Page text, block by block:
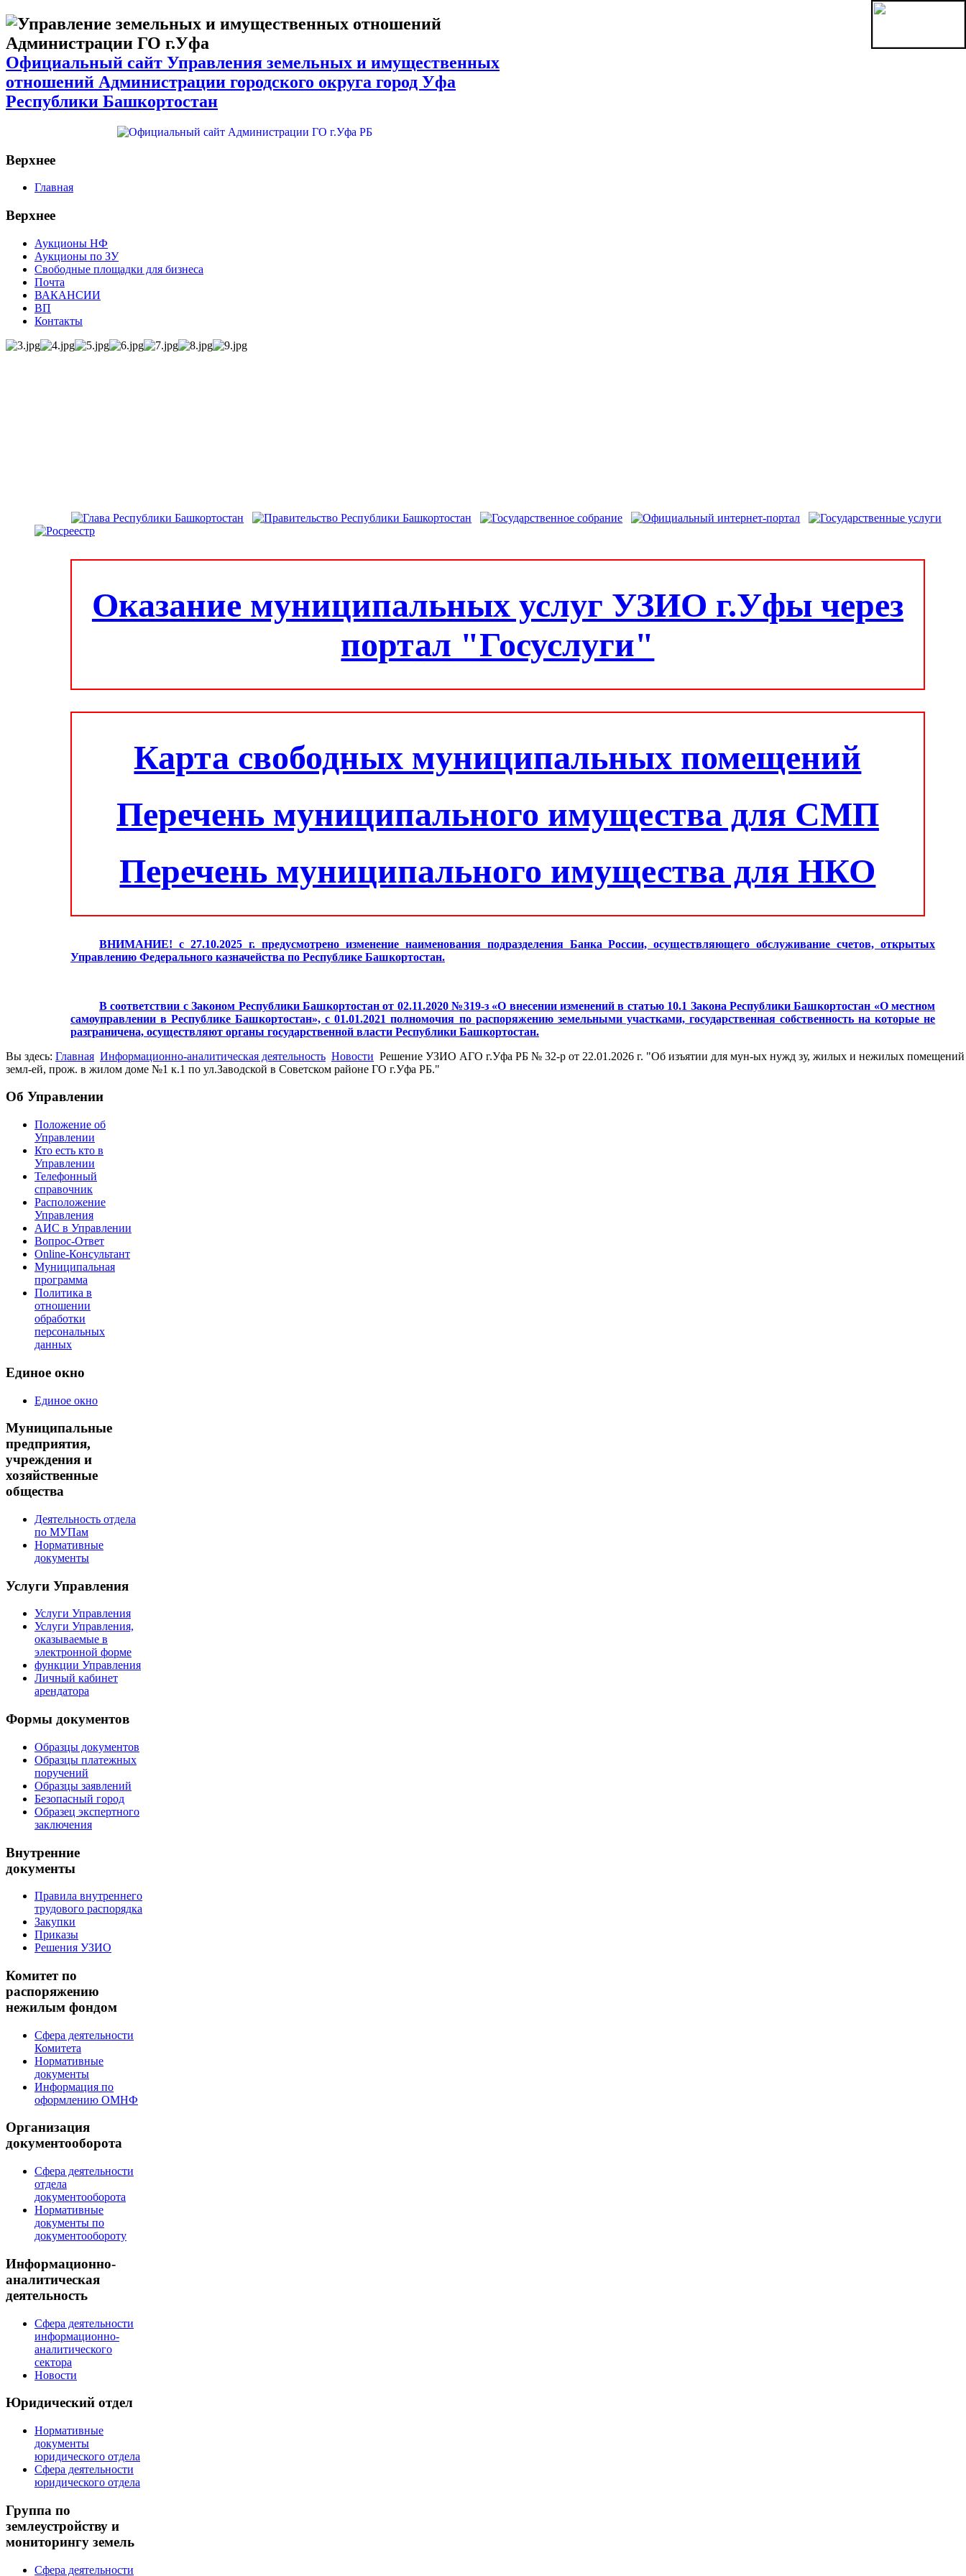
Официальный сайт Управления земельных и имущественных
отношений Администрации городского округа город Уфа
Республики Башкортостан
Верхнее
Главная
Верхнее
Аукционы НФ
Аукционы по ЗУ
Свободные площадки для бизнеса
Почта
ВАКАНСИИ
ВП
Контакты
Оказание муниципальных услуг УЗИО г.Уфы через
портал "Госуслуги"
Карта свободных муниципальных помещений
Перечень муниципального имущества для СМП
Перечень муниципального имущества для НКО
ВНИМАНИЕ! с 27.10.2025 г. предусмотрено изменение наименования подразделения Банка России, осуществляющего обслуживание счетов, открытых
Управлению Федерального казначейства по Республике Башкортостан.
В соответствии с Законом Республики Башкортостан от 02.11.2020 №319-з «О внесении изменений в статью 10.1 Закона Республики Башкортостан «О местном
самоуправлении в Республике Башкортостан», с 01.01.2021 полномочия по распоряжению земельными участками, государственная собственность на которые не
разграничена, осуществляют органы государственной власти Республики Башкортостан.
Вы здесь: Главная Информационно-аналитическая деятельность Новости Решение УЗИО АГО г.Уфа РБ № 32-р от 22.01.2026 г. "Об изъятии для мун-ых нужд зу, жилых и нежилых помещений
земл-ей, прож. в жилом доме №1 к.1 по ул.Заводской в Советском районе ГО г.Уфа РБ."
Об Управлении
Положение об
Управлении
Кто есть кто в
Управлении
Телефонный
справочник
Расположение
Управления
АИС в Управлении
Вопрос-Ответ
Online-Консультант
Муниципальная
программа
Политика в
отношении
обработки
персональных
данных
Единое окно
Единое окно
Муниципальные
предприятия,
учреждения и
хозяйственные
общества
Деятельность отдела
по МУПам
Нормативные
документы
Услуги Управления
Услуги Управления
Услуги Управления,
оказываемые в
электронной форме
функции Управления
Личный кабинет
арендатора
Формы документов
Образцы документов
Образцы платежных
поручений
Образцы заявлений
Безопасный город
Образец экспертного
заключения
Внутренние
документы
Правила внутреннего
трудового распорядка
Закупки
Приказы
Решения УЗИО
Комитет по
распоряжению
нежилым фондом
Сфера деятельности
Комитета
Нормативные
документы
Информация по
оформлению ОМНФ
Организация
документооборота
Сфера деятельности
отдела
документооборота
Нормативные
документы по
документообороту
Информационно-
аналитическая
деятельность
Сфера деятельности
информационно-
аналитического
сектора
Новости
Юридический отдел
Нормативные
документы
юридического отдела
Сфера деятельности
юридического отдела
Группа по
землеустройству и
мониторингу земель
Сфера деятельности